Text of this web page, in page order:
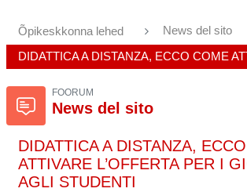
Õpikeskkonna lehed News del sito
DIDATTICA A DISTANZA, ECCO COME
FOORUM
News del sito
DIDATTICA A DISTANZA,
ATTIVARE L’OFFERTA PER I
AGLI STUDENTI